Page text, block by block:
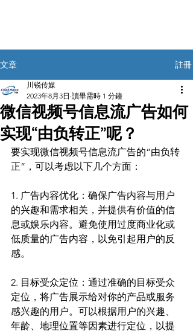
文章 註冊
微信视频号信息流广告如何
实现“由负转正”呢？
川锐传媒
2023年8月3日 讀畢需時 1 分鐘
要实现微信视频号信息流广告的“由负转
正”，可以考虑以下几个方面：
1. 广告内容优化：确保广告内容与用户
的兴趣和需求相关，并提供有价值的信
息或娱乐内容。避免使用过度商业化或
低质量的广告内容，以免引起用户的反
感。
2. 目标受众定位：通过准确的目标受众
定位，将广告展示给对你的产品或服务
感兴趣的用户。可以根据用户的兴趣、
年龄、地理位置等因素进行定位，以提